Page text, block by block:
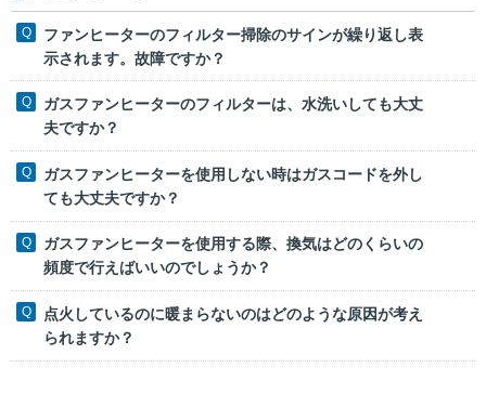
ファンヒーターのフィルター掃除のサインが繰り返し表
示されます。故障ですか？
ガスファンヒーターのフィルターは、水洗いしても大丈
夫ですか？
ガスファンヒーターを使用しない時はガスコードを外し
ても大丈夫ですか？
ガスファンヒーターを使用する際、換気はどのくらいの
頻度で行えばいいのでしょうか？
点火しているのに暖まらないのはどのような原因が考え
られますか？